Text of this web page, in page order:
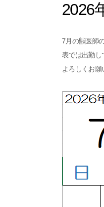
2026
7月の獣医師
表では出勤し
よろしくお願